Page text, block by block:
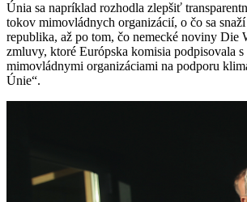
Únia sa napríklad rozhodla zlepšiť
tokov mimovládnych organizácií, o čo sa
republika, až po tom, čo nemecké noviny Die
zmluvy, ktoré Európska komisia podpisovala
mimovládnymi organizáciami na podporu
Únie“.